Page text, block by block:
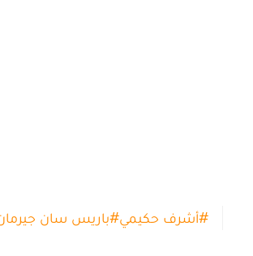
#أشرف حكيمي#باريس سان